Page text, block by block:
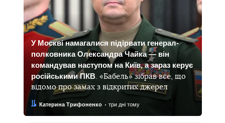
У Москві намагалися підірвати генерал-
полковника Олександра Чайка — він
командував наступом на Київ, а зараз керує
російськими ПКВ. «Бабель» зібрав все, що
відомо про замах з відкритих джерел
Автор:
Катерина Трифоненко
Дата: три дні тому